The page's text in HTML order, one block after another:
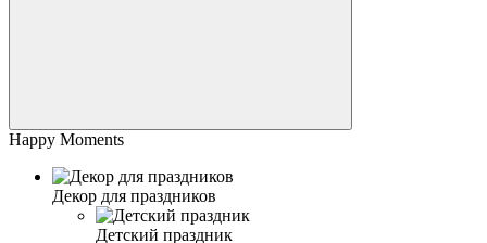
Happy Moments
Декор для праздников
Детский праздник